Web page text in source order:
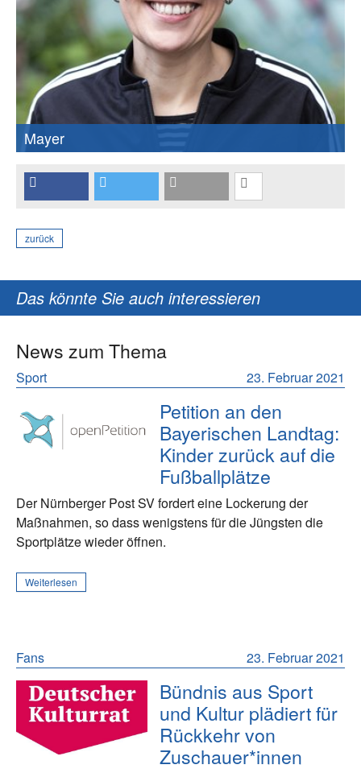
Mayer
zurück
Das könnte Sie auch interessieren
News zum Thema
23. Februar 2021
Sport
Petition an den
Bayerischen Landtag:
Kinder zurück auf die
Fußballplätze
Der Nürnberger Post SV fordert eine Lockerung der
Maßnahmen, so dass wenigstens für die Jüngsten die
Sportplätze wieder öffnen.
Weiterlesen
23. Februar 2021
Fans
Bündnis aus Sport
und Kultur plädiert für
Rückkehr von
Zuschauer*innen